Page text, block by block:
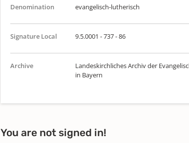
Denomination
evangelisch-lutherisch
Signature Local 9.5.0001 - 737 - 86
Archive
Landeskirchliches Archiv der
in Bayern
You are not signed in!